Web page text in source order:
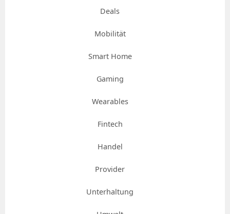
Deals
Mobilität
Smart Home
Gaming
Wearables
Fintech
Handel
Provider
Unterhaltung